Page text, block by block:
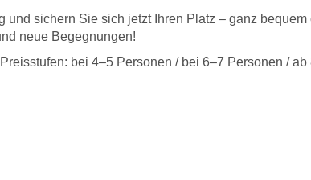
sichern Sie sich jetzt Ihren Platz – ganz
neue Begegnungen!
bei 4–5 Personen / bei 6–7 Personen /